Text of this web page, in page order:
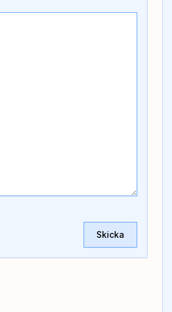
Skicka